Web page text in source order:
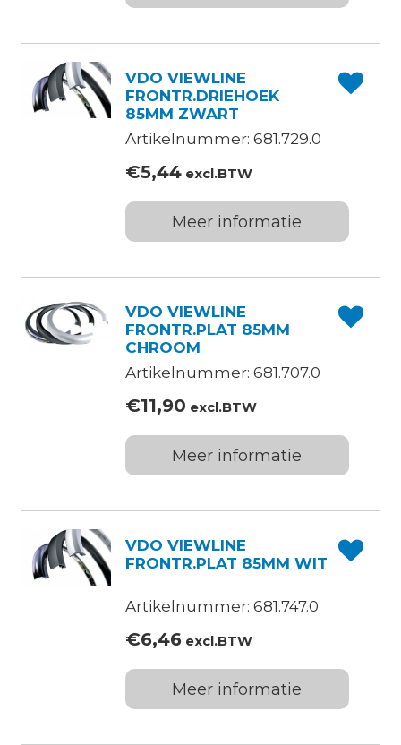
VDO VIEWLINE
FRONTR.DRIEHOEK
85MM ZWART
Artikelnummer: 681.729.0
€5,44excl.BTW
Meer informatie
VDO VIEWLINE
FRONTR.PLAT 85MM
CHROOM
Artikelnummer: 681.707.0
€11,90 excl.BTW
Meer informatie
VDO VIEWLINE
FRONTR.PLAT 85MM WIT
Artikelnummer: 681.747.0
€6,46excl.BTW
Meer informatie